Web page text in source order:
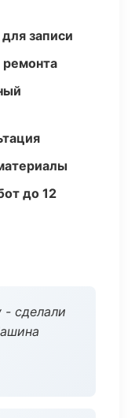
записи
ремонта
до 12
- сделали